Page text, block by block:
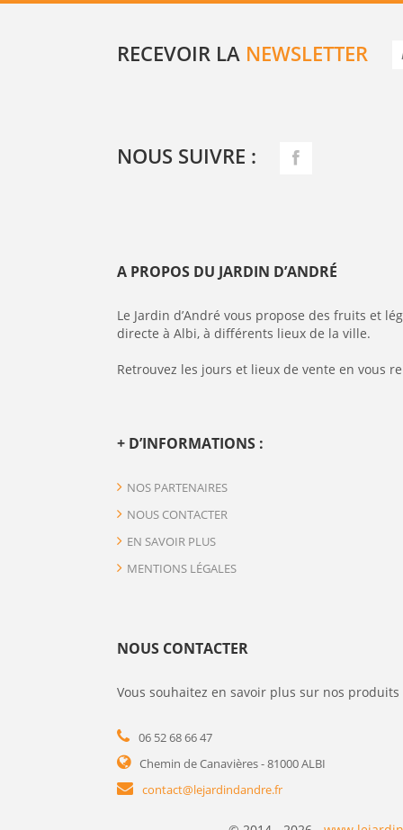
RECEVOIR LA NEWSLETTER
NOUS SUIVRE :
A PROPOS DU JARDIN D’ANDRÉ
Le Jardin d’André vous propose des fruits et
directe à Albi, à différents lieux de la ville.
Retrouvez les jours et lieux de vente en vous
+ D’INFORMATIONS :
NOS PARTENAIRES
NOUS CONTACTER
EN SAVOIR PLUS
MENTIONS LÉGALES
NOUS CONTACTER
Vous souhaitez en savoir plus sur nos
06 52 68 66 47
Chemin de Canavières - 81000 ALBI
contact@lejardindandre.fr